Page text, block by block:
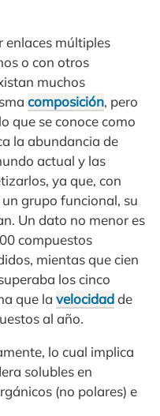
enlaces múltiples
o con otros
muchos
composición, pero
que se conoce como
la abundancia de
actual y las
ya que, con
grupo funcional, su
Un dato no menor es
compuestos
mientas que cien
los cinco
que la velocidadde
al año.
lo cual implica
solubles en
(no polares) e